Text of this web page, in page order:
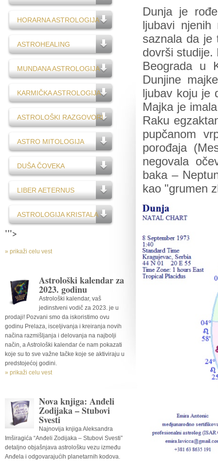
HORARNA ASTROLOGIJA
ASTROHEALING
MUNDANA ASTROLOGIJA
KARMIČKA ASTROLOGIJA
ASTROLOŠKI RAZGOVORI
ASTRO MITOLOGIJA
DUŠA ČOVEKA
LIBER AETERNUS
ASTROLOGIJA KRISTALA
'">
» prikaži celu vest
Astrološki kalendar za
2023. godinu
Astrološki kalendar, vaš
jedinstveni vodič za 2023. je u
prodaji! Pozvani smo da iskoristimo ovu
godinu Prelaza, isceljivanja i kreiranja novih
načina razmišljanja i delovanja na najbolji
način, a Astrološki kalendar će nam pokazati
koje su to sve važne tačke koje se aktiviraju u
predstojećoj godini.
» prikaži celu vest
Nova knjiga: Anđeli
Zodijaka – Stubovi
Svesti
Najnovija knjiga Aleksandra
Imširagića “Anđeli Zodijaka – Stubovi Svesti”
detaljno objašnjava astrološku vezu između
Anđela i odgovarajućih planetarnih kodova.
Dunja je
ljubavi
saznala da je
dovrši studije.
Beograda u
Dunjine
ljubav koju je
Majka je
Raku
pupčanom
porođaja
negovala
baka –
kao "grumen